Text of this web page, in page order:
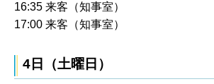
16:35 来客（知事室）
17:00 来客（知事室）
4日（土曜日）